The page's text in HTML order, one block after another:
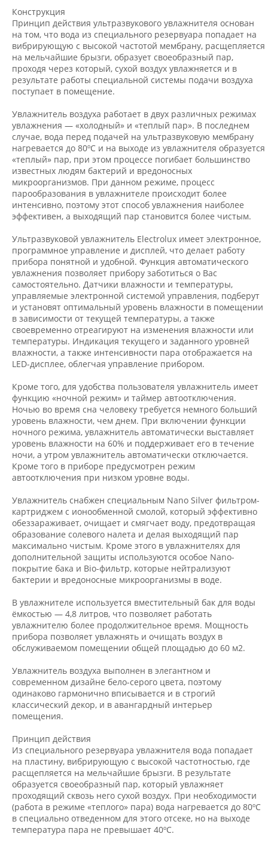
Конструкция
Принцип действия ультразвукового увлажнителя основан
на том, что вода из специального резервуара попадает на
вибрирующую с высокой частотой мембрану, расщепляется
на мельчайшие брызги, образует своеобразный пар,
проходя через который, сухой воздух увлажняется и в
результате работы специальной системы подачи воздуха
поступает в помещение.
Увлажнитель воздуха работает в двух различных режимах
увлажнения — «холодный» и «теплый пар». В последнем
случае, вода перед подачей на ультразвуковую мембрану
нагревается до 80ºС и на выходе из увлажнителя образуется
«теплый» пар, при этом процессе погибает большинство
известных людям бактерий и вредоносных
микроорганизмов. При данном режиме, процесс
парообразования в увлажнителе происходит более
интенсивно, поэтому этот способ увлажнения наиболее
эффективен, а выходящий пар становится более чистым.
Ультразвуковой увлажнитель Electrolux имеет электронное,
программное управление и дисплей, что делает работу
прибора понятной и удобной. Функция автоматического
увлажнения позволяет прибору заботиться о Вас
самостоятельно. Датчики влажности и температуры,
управляемые электронной системой управления, подберут
и установят оптимальный уровень влажности в помещении
в зависимости от текущей температуры, а также
своевременно отреагируют на изменения влажности или
температуры. Индикация текущего и заданного уровней
влажности, а также интенсивности пара отображается на
LED-дисплее, облегчая управление прибором.
Кроме того, для удобства пользователя увлажнитель имеет
функцию «ночной режим» и таймер автоотключения.
Ночью во время сна человеку требуется немного больший
уровень влажности, чем днем. При включении функции
ночного режима, увлажнитель автоматически выставляет
уровень влажности на 60% и поддерживает его в течение
ночи, а утром увлажнитель автоматически отключается.
Кроме того в приборе предусмотрен режим
автоотключения при низком уровне воды.
Увлажнитель снабжен специальным Nano Silver фильтром-
картриджем с ионообменной смолой, который эффективно
обеззараживает, очищает и смягчает воду, предотвращая
образование солевого налета и делая выходящий пар
максимально чистым. Кроме этого в увлажнителях для
дополнительной защиты используются особое Nano-
покрытие бака и Bio-фильтр, которые нейтрализуют
бактерии и вредоносные микроорганизмы в воде.
В увлажнителе используется вместительный бак для воды
ёмкостью — 4,8 литров, что позволяет работать
увлажнителю более продолжительное время. Мощность
прибора позволяет увлажнять и очищать воздух в
обслуживаемом помещении общей площадью до 60 м2.
Увлажнитель воздуха выполнен в элегантном и
современном дизайне бело-серого цвета, поэтому
одинаково гармонично вписывается и в строгий
классический декор, и в авангардный интерьер
помещения.
Принцип действия
Из специального резервуара увлажнителя вода попадает
на пластину, вибрирующую с высокой частотностью, где
расщепляется на мельчайшие брызги. В результате
образуется своеобразный пар, который увлажняет
проходящий сквозь него сухой воздух. При необходимости
(работа в режиме «теплого» пара) вода нагревается до 80ºС
в специально отведенном для этого отсеке, но на выходе
температура пара не превышает 40ºС.